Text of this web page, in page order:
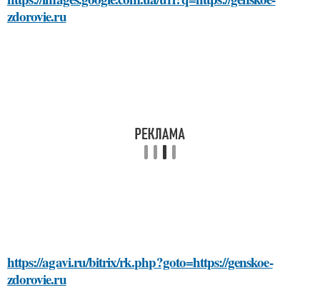
zdorovie.ru
https://agavi.ru/bitrix/rk.php?goto=https://genskoe-
zdorovie.ru